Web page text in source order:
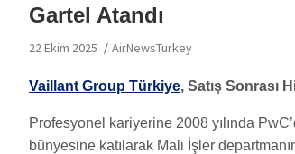
Gartel Atandı
22 Ekim 2025 AirNewsTurkey
Vaillant Group Türkiye, Satış Sonrası
Profesyonel kariyerine 2008 yılında
bünyesine katılarak Mali İşler